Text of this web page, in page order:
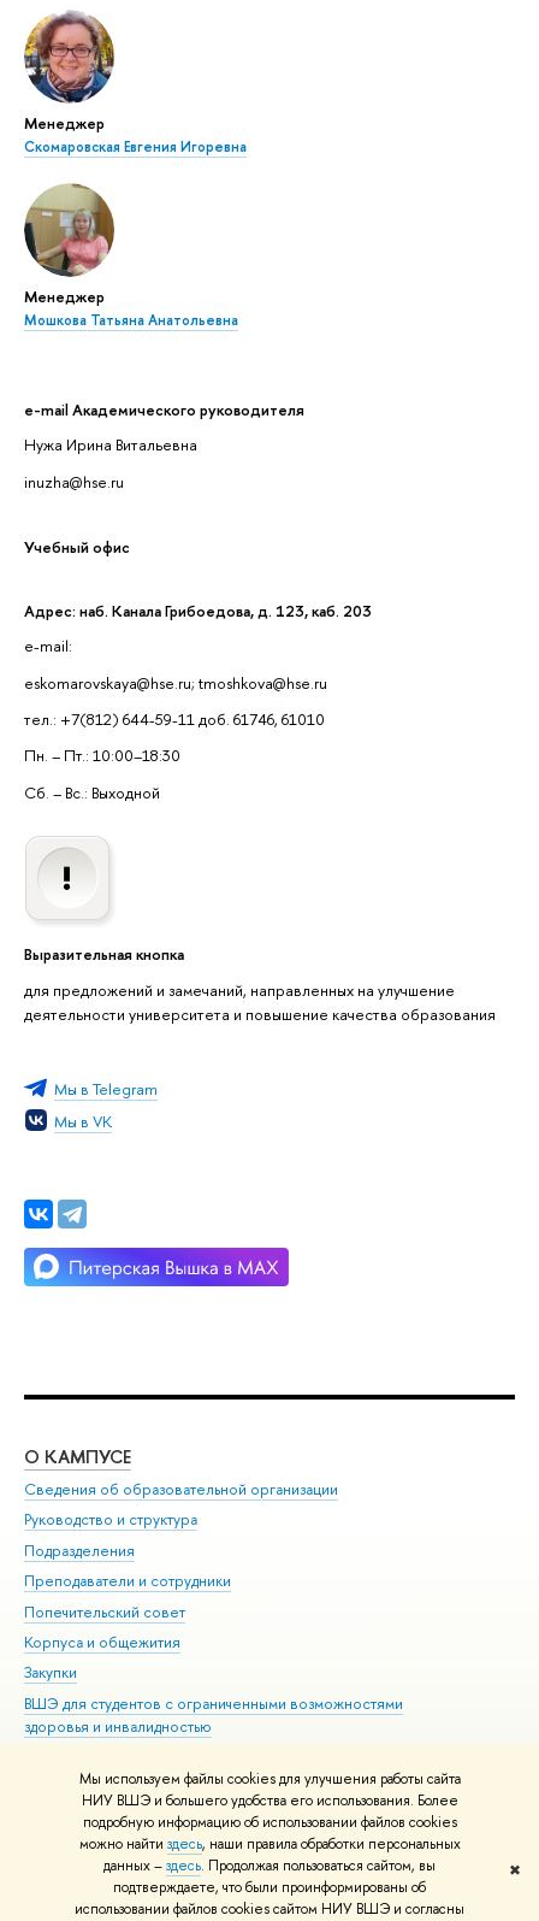
Мы используем файлы cookies для улучшения работы сайта
НИУ ВШЭ и большего удобства его использования. Более
подробную информацию об использовании файлов cookies
можно найти здесь, наши правила обработки персональных
данных –здесь. Продолжая пользоваться сайтом, вы
подтверждаете, что были проинформированы об
использовании файлов cookies сайтом НИУ ВШЭ и согласны
✖
Менеджер
Скомаровская Евгения Игоревна
Менеджер
Мошкова Татьяна Анатольевна
e-mail Академического руководителя
Нужа Ирина Витальевна
inuzha@hse.ru
Учебный офис
Адрес: наб. Канала Грибоедова, д. 123, каб. 203
e-mail:
eskomarovskaya@hse.ru; tmoshkova@hse.ru
тел.: +7(812) 644-59-11 доб. 61746, 61010
Пн. – Пт.: 10:00–18:30
Сб. – Вс.: Выходной
Выразительная кнопка
для предложений и замечаний, направленных на улучшение
деятельности университета и повышение качества образования
Мы в Telegram
Мы в VK
О КАМПУСЕ
Сведения об образовательной организации
Руководство и структура
Подразделения
Преподаватели и сотрудники
Попечительский совет
Корпуса и общежития
Закупки
ВШЭ для студентов с ограниченными возможностями
здоровья и инвалидностью
Единая платежная страница
© НИУ ВШЭ 1993–2026 Адреса и контакты Условия использования